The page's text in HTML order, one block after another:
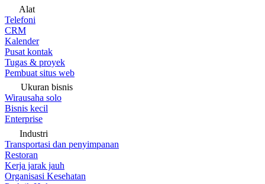
Alat
Telefoni
CRM
Kalender
Pusat kontak
Tugas & proyek
Pembuat situs web
Ukuran bisnis
Wirausaha solo
Bisnis kecil
Enterprise
Industri
Transportasi dan penyimpanan
Restoran
Kerja jarak jauh
Organisasi Kesehatan